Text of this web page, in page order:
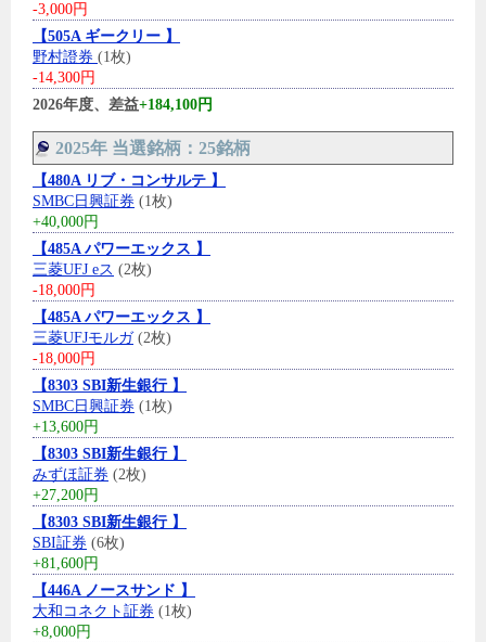
-3,000円
【505A ギークリー 】
野村證券 (1枚)
-14,300円
2026年度、差益+184,100円
2025年 当選銘柄：25銘柄
【480A リブ・コンサルテ 】
SMBC日興証券 (1枚)
+40,000円
【485A パワーエックス 】
三菱UFJ eス (2枚)
-18,000円
【485A パワーエックス 】
三菱UFJモルガ(2枚)
-18,000円
【8303 SBI新生銀行 】
SMBC日興証券 (1枚)
+13,600円
【8303 SBI新生銀行 】
みずほ証券 (2枚)
+27,200円
【8303 SBI新生銀行 】
SBI証券 (6枚)
+81,600円
【446A ノースサンド 】
大和コネクト証券 (1枚)
+8,000円